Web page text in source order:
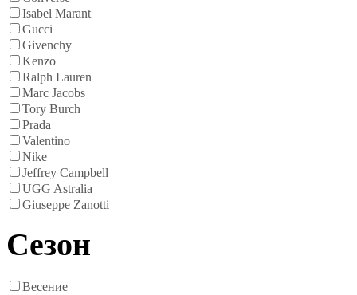
Isabel Marant
Gucci
Givenchy
Kenzo
Ralph Lauren
Marc Jacobs
Tory Burch
Prada
Valentino
Nike
Jeffrey Campbell
UGG Astralia
Giuseppe Zanotti
Сезон
Весение